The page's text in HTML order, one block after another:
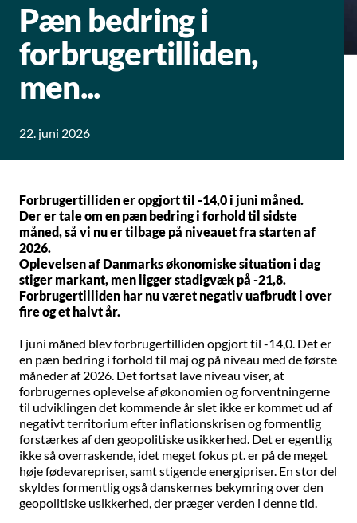
Pæn bedring i
forbrugertilliden,
men...
22. juni 2026
Forbrugertilliden er opgjort til -14,0 i juni måned.
Der er tale om en pæn bedring i forhold til sidste
måned, så vi nu er tilbage på niveauet fra starten af
2026.
Oplevelsen af Danmarks økonomiske situation i dag
stiger markant, men ligger stadigvæk på -21,8.
Forbrugertilliden har nu været negativ uafbrudt i over
fire og et halvt år.
I juni måned blev forbrugertilliden opgjort til -14,0. Det er
en pæn bedring i forhold til maj og på niveau med de første
måneder af 2026. Det fortsat lave niveau viser, at
forbrugernes oplevelse af økonomien og forventningerne
til udviklingen det kommende år slet ikke er kommet ud af
negativt territorium efter inflationskrisen og formentlig
forstærkes af den geopolitiske usikkerhed. Det er egentlig
ikke så overraskende, idet meget fokus pt. er på de meget
høje fødevarepriser, samt stigende energipriser. En stor del
skyldes formentlig også danskernes bekymring over den
geopolitiske usikkerhed, der præger verden i denne tid.